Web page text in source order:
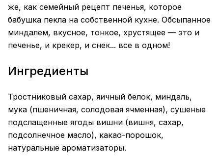
же, как семейный рецепт печенья, которое
бабушка пекла на собственной кухне. Обсыпанное
миндалем, вкусное, тонкое, хрустящее — это и
печенье, и крекер, и снек... все в одном!
Ингредиенты
Тростниковый сахар, яичный белок, миндаль,
мука (пшеничная, солодовая ячменная), сушеные
подслащенные ягоды вишни (вишня, сахар,
подсолнечное масло), какао-порошок,
натуральные ароматизаторы.